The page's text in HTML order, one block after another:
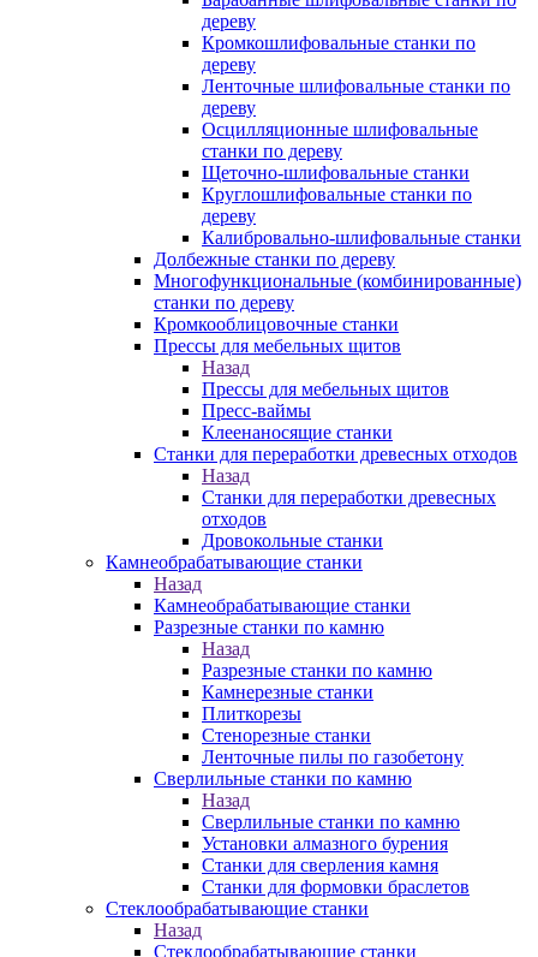
дереву
Кромкошлифовальные станки по
дереву
Ленточные шлифовальные станки по
дереву
Осцилляционные шлифовальные
станки по дереву
Щеточно-шлифовальные станки
Круглошлифовальные станки по
дереву
Калибровально-шлифовальные станки
Долбежные станки по дереву
Многофункциональные (комбинированные)
станки по дереву
Кромкооблицовочные станки
Прессы для мебельных щитов
Назад
Прессы для мебельных щитов
Пресс-ваймы
Клеенаносящие станки
Станки для переработки древесных отходов
Назад
Станки для переработки древесных
отходов
Дровокольные станки
Камнеобрабатывающие станки
Назад
Камнеобрабатывающие станки
Разрезные станки по камню
Назад
Разрезные станки по камню
Камнерезные станки
Плиткорезы
Стенорезные станки
Ленточные пилы по газобетону
Сверлильные станки по камню
Назад
Сверлильные станки по камню
Установки алмазного бурения
Станки для сверления камня
Станки для формовки браслетов
Стеклообрабатывающие станки
Назад
Стеклообрабатывающие станки